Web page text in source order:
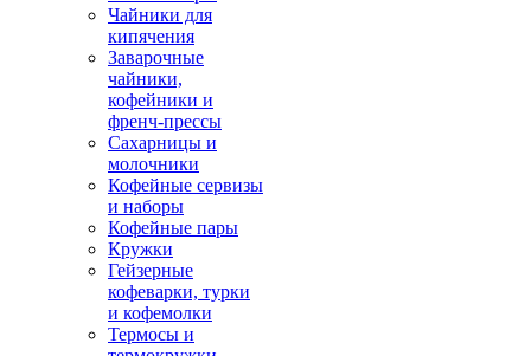
Чайники для
кипячения
Заварочные
чайники,
кофейники и
френч-прессы
Сахарницы и
молочники
Кофейные сервизы
и наборы
Кофейные пары
Кружки
Гейзерные
кофеварки, турки
и кофемолки
Термосы и